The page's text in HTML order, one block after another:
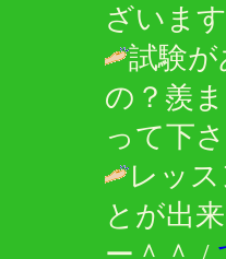
ざいま
試験
の？羨
って下
レッ
とが出